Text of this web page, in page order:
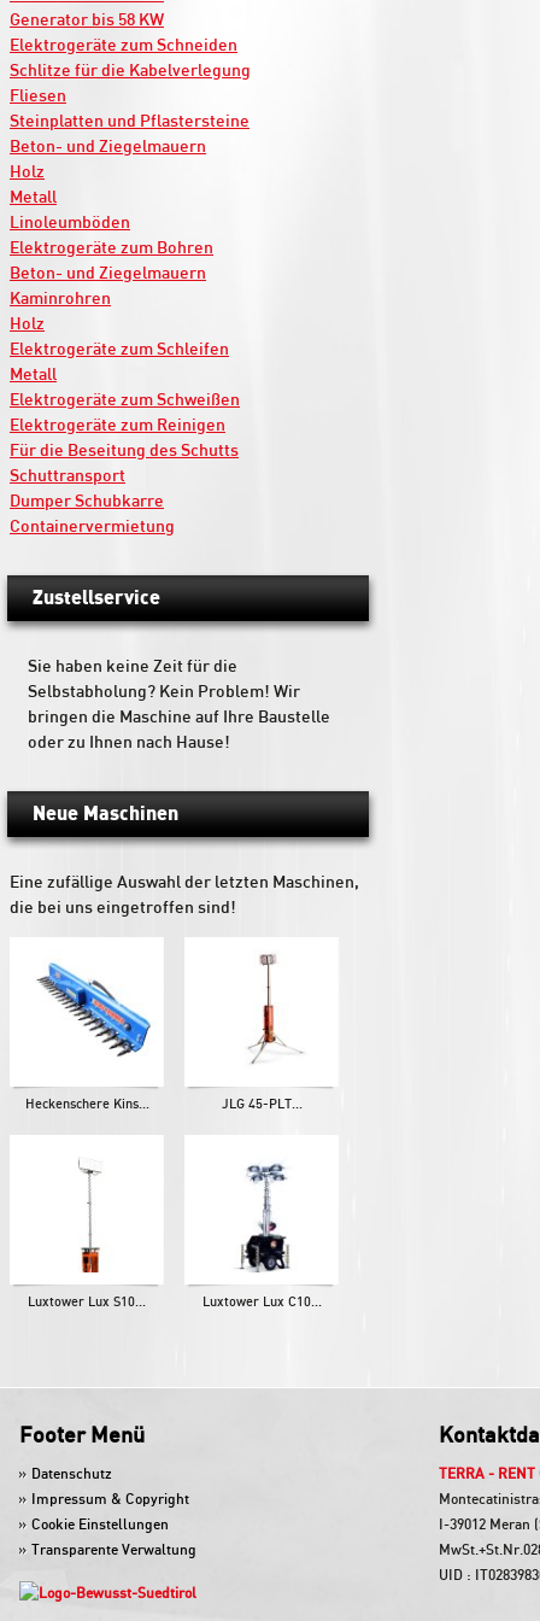
Generator bis 58 KW
Elektrogeräte zum Schneiden
Schlitze für die Kabelverlegung
Fliesen
Steinplatten und Pflastersteine
Beton- und Ziegelmauern
Holz
Metall
Linoleumböden
Elektrogeräte zum Bohren
Beton- und Ziegelmauern
Kaminrohren
Holz
Elektrogeräte zum Schleifen
Metall
Elektrogeräte zum Schweißen
Elektrogeräte zum Reinigen
Für die Beseitung des Schutts
Schuttransport
Dumper Schubkarre
Containervermietung
Zustellservice
Sie haben keine Zeit für die
Selbstabholung? Kein Problem! Wir
bringen die Maschine auf Ihre Baustelle
oder zu Ihnen nach Hause!
Neue Maschinen
Eine zufällige Auswahl der letzten Maschinen,
die bei uns eingetroffen sind!
Heckenschere Kins... JLG 45-PLT...
Luxtower Lux S10... Luxtower Lux C10...
Footer Menü
Datenschutz
Impressum & Copyright
Cookie Einstellungen
Transparente Verwaltung
TERRA - RENT
I-39012 Meran
UID :